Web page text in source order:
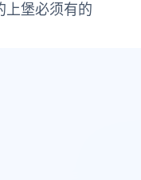
上堡必须有的